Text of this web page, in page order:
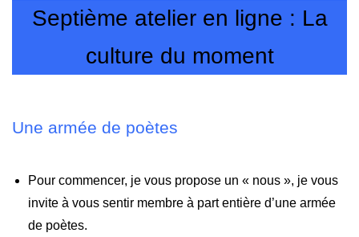
Septième atelier en ligne : La
culture du moment
Une armée de poètes
Pour commencer, je vous propose un « nous », je vous
invite à vous sentir membre à part entière d’une armée
de poètes.